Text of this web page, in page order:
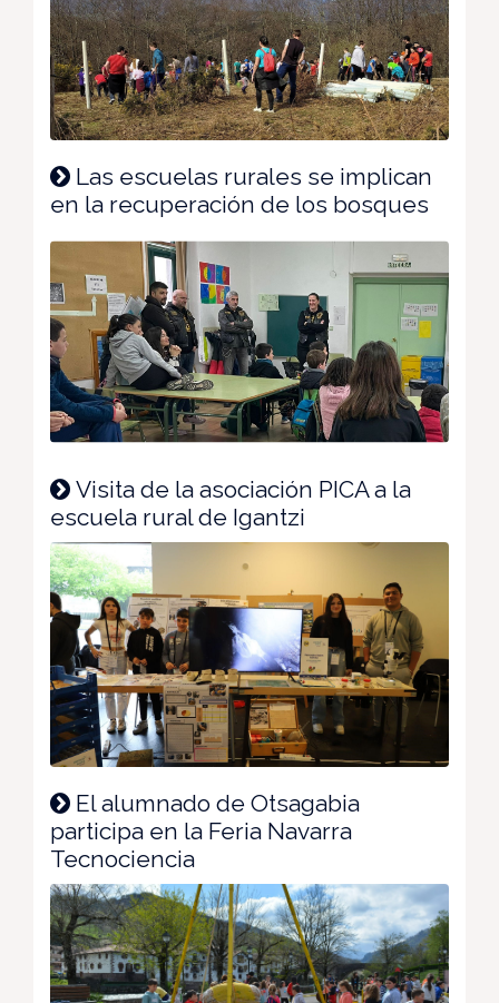
Las escuelas rurales se implican
en la recuperación de los bosques
Visita de la asociación PICA a la
escuela rural de Igantzi
El alumnado de Otsagabia
participa en la Feria Navarra
Tecnociencia